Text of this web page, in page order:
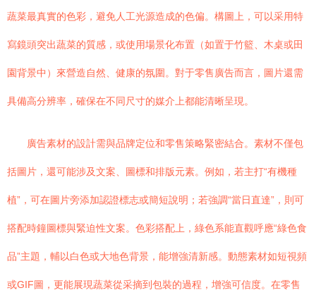
蔬菜最真實的色彩，避免人工光源造成的色偏。構圖上，可以采用特
寫鏡頭突出蔬菜的質感，或使用場景化布置（如置于竹籃、木桌或田
園背景中）來營造自然、健康的氛圍。對于零售廣告而言，圖片還需
具備高分辨率，確保在不同尺寸的媒介上都能清晰呈現。
廣告素材的設計需與品牌定位和零售策略緊密結合。素材不僅包
括圖片，還可能涉及文案、圖標和排版元素。例如，若主打“有機種
植”，可在圖片旁添加認證標志或簡短說明；若強調“當日直達”，則可
搭配時鐘圖標與緊迫性文案。色彩搭配上，綠色系能直觀呼應“綠色食
品”主題，輔以白色或大地色背景，能增強清新感。動態素材如短視頻
或GIF圖，更能展現蔬菜從采摘到包裝的過程，增強可信度。在零售